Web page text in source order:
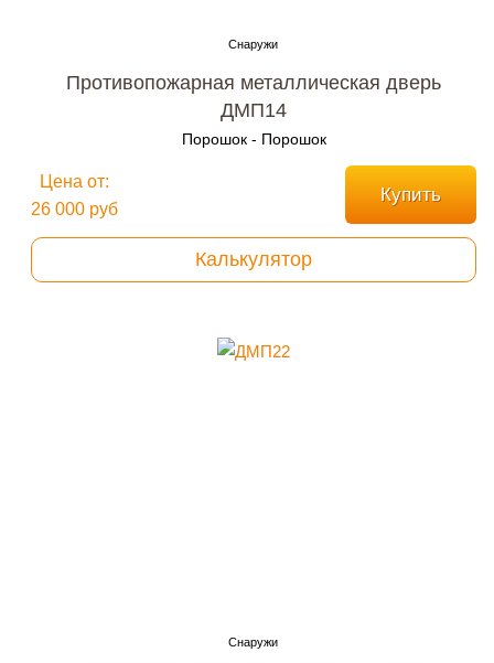
Противопожарная металлическая дверь
ДМП14
Порошок - Порошок
Цена от:
26 000 руб
Купить
Калькулятор